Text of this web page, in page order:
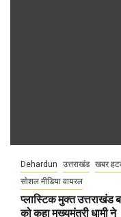
Dehardun उत्तराखंड खबर
सोशल मीडिया वायरल
प्लास्टिक मुक्त उत्तराखंड
को कहा मुख्यमंत्री धामी ने